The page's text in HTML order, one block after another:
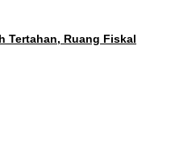
Tertahan, Ruang Fiskal